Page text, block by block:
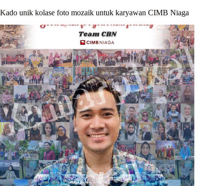
Kado unik kolase foto mozaik untuk karyawan CIMB Niaga